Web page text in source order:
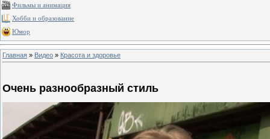
Фильмы и анимация
Хобби и образование
Юмор
Главная » Видео » Красота и здоровье
Очень разнообразный стиль